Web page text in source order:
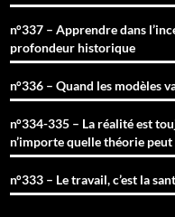
n°337 – Apprendre dans
profondeur historique
n°336 – Quand les modèles
n°334-335 – La réalité est
n’importe quelle théorie
n°333 – Le travail, c’est la